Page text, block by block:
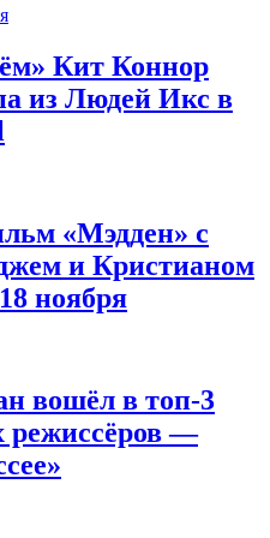
Кит Коннор
из Людей Икс в
«Мэдден» с
и Кристианом
ноября
вошёл в топ-3
режиссёров —